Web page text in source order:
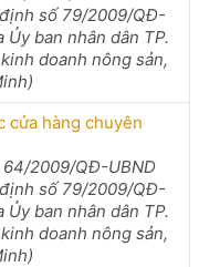
số 79/2009/QĐ-
Ủy ban nhân dân TP.
doanh nông sản,
cửa hàng chuyên
2009/QĐ-UBND
số 79/2009/QĐ-
Ủy ban nhân dân TP.
doanh nông sản,